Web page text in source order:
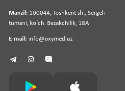
Manzil: 100044, Toshkent sh., Sergeli
tumani, koʻch. Bezakchilik, 18A
E-mail: info@oxymed.uz